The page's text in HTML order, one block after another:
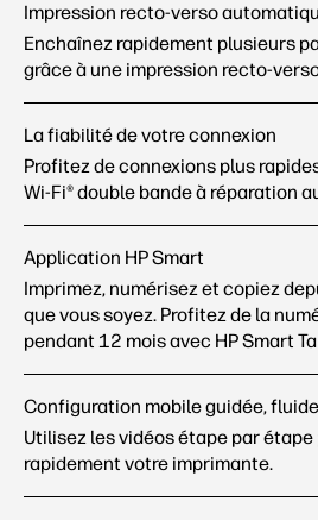
Impression recto-verso
Enchaînez rapidement plusieurs
grâce à une impression recto-
La fiabilité de votre connexion
Profitez de connexions plus
Wi-Fi® double bande à réparation
Application HP Smart
Imprimez, numérisez et copiez
que voussoyez. Profitez de la
pendant 12 mois avec HP Smart
Configuration mobile guidée,fluide
Utilisez les vidéos étape par
rapidement votre imprimante.